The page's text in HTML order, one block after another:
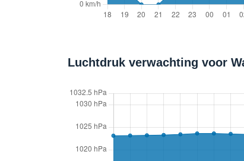
Luchtdruk verwachting voor